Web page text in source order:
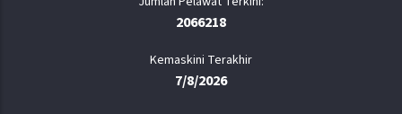
2066218
Kemaskini Terakhir
7/8/2026